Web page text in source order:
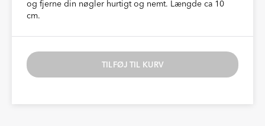
og fjerne din nøgler hurtigt og nemt. Længde ca 10
cm.
TILFØJ TIL KURV